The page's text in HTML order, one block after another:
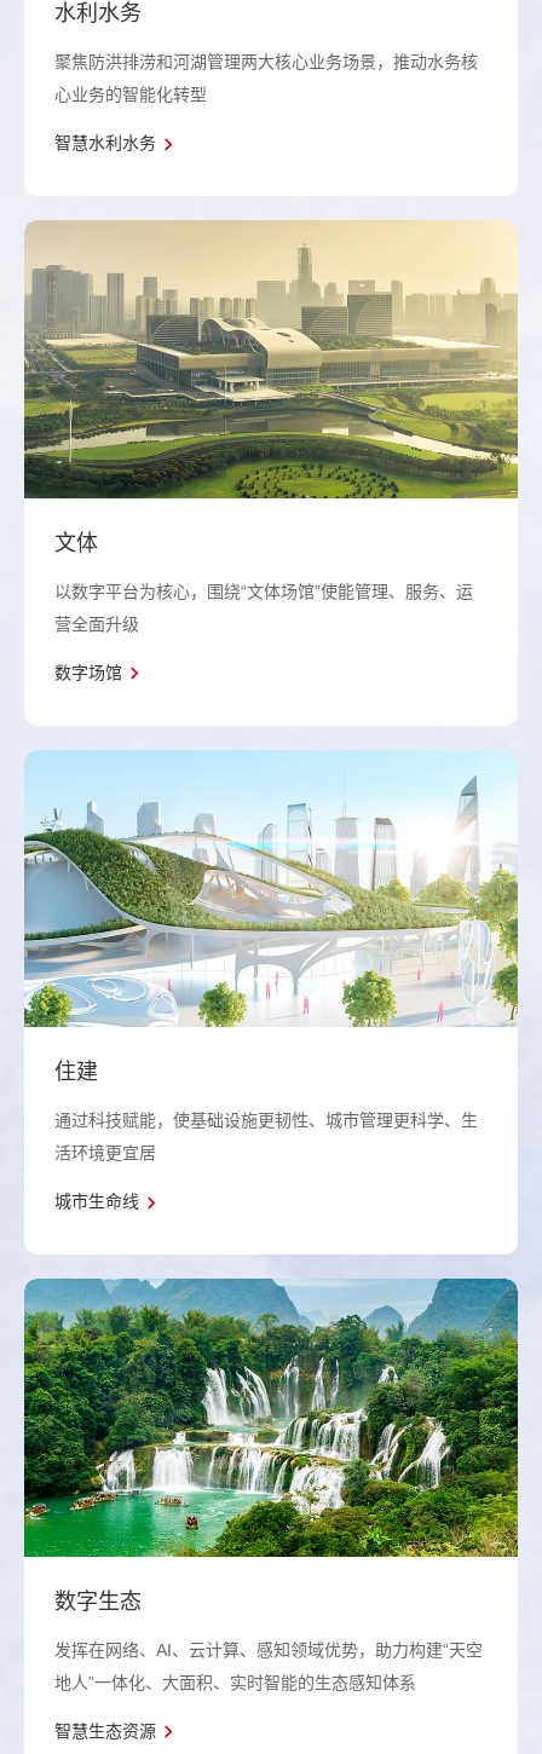
水利水务
聚焦防洪排涝和河湖管理两大核心业务场景，推动水务核
心业务的智能化转型
智慧水利水务
文体
以数字平台为核心，围绕“文体场馆”使能管理、服务、运
营全面升级
数字场馆
住建
通过科技赋能，使基础设施更韧性、城市管理更科学、生
活环境更宜居
城市生命线
数字生态
发挥在网络、AI、云计算、感知领域优势，助力构建“天空
地人”一体化、大面积、实时智能的生态感知体系
智慧生态资源